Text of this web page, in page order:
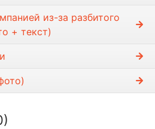
из-за разбитого
+ текст)